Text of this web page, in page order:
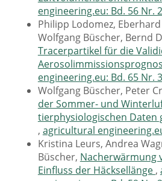
engineering.eu: Bd. 56 Nr.
Philipp Lodomez,
Wolfgang Büscher, Bernd
Tracerpartikel für die
engineering.eu: Bd. 65 Nr.
Wolfgang Büscher, Peter
der Sommer- und
tierphysiologischen Daten
, agricultural
Kristina Leurs, Andrea
Büscher, Nacherwärmung
Einfluss der Häcksellänge ,